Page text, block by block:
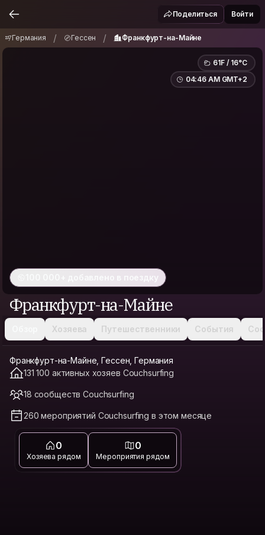
Франкфурт-на-Майне
Поделиться Войти
Германия / Гессен / Франкфурт-на-Майне
61F / 16°C
04:46 AM GMT+2
100 000+ добавлено в поездку
Франкфурт-на-Майне
Хозяева Путешественники События
Франкфурт-на-Майне, Гессен, Германия
131 100 активных хозяев Couchsurfing
18 сообществ Couchsurfing
260 мероприятий Couchsurfing в этом месяце
0
Хозяева рядом
0
Мероприятия рядом